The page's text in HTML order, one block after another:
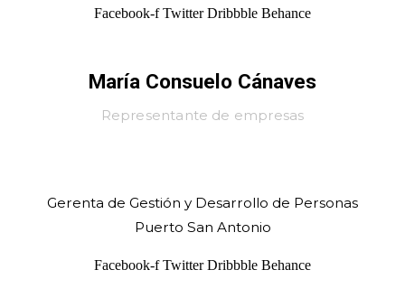
Facebook-f Twitter Dribbble Behance
María Consuelo Cánaves
Representante de empresas
Gerenta de Gestión y Desarrollo de Personas
Puerto San Antonio
Facebook-f Twitter Dribbble Behance